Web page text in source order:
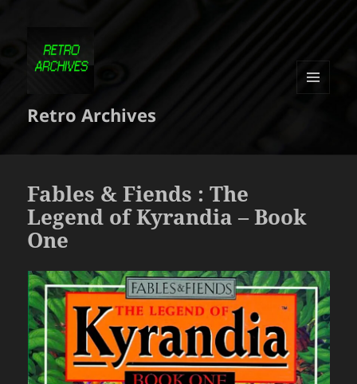
Retro Archives
Fables & Fiends : The
Legend of Kyrandia – Book
One